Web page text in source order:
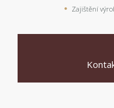
Zajištění